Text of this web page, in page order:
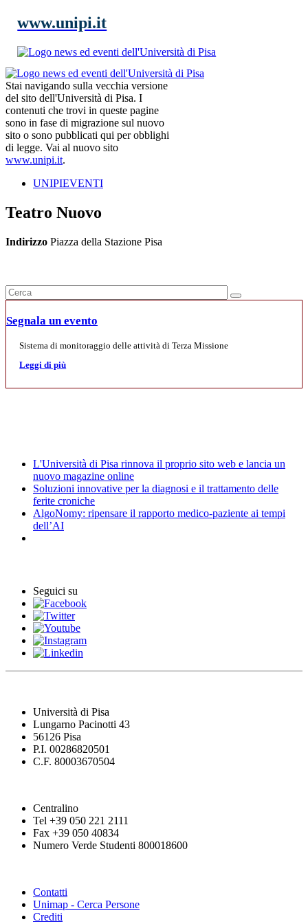
www.unipi.it
Stai navigando sulla vecchia versione
del sito dell'Università di Pisa. I
contenuti che trovi in queste pagine
sono in fase di migrazione sul nuovo
sito o sono pubblicati qui per obblighi
di legge. Vai al nuovo sito
www.unipi.it.
UNIPIEVENTI
Teatro Nuovo
Indirizzo Piazza della Stazione Pisa
Segnala un evento
Sistema di monitoraggio delle attività di Terza Missione
Leggi di più
L'Università di Pisa rinnova il proprio sito web e lancia un
nuovo magazine online
Soluzioni innovative per la diagnosi e il trattamento delle
ferite croniche
AlgoNomy: ripensare il rapporto medico-paziente ai tempi
dell’AI
Seguici su
Università di Pisa
Lungarno Pacinotti 43
56126 Pisa
P.I. 00286820501
C.F. 80003670504
Centralino
Tel +39 050 221 2111
Fax +39 050 40834
Numero Verde Studenti 800018600
Contatti
Unimap - Cerca Persone
Crediti